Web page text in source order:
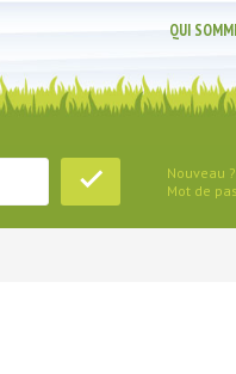
QUI
Nouveau ?
Mot de